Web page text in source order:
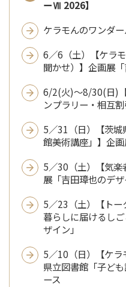
ーⅦ 2026】
ケラモんのワンダ
6／6（土）【ケラ
聞かせ）】企画展「
6/2(火)～8/30(日)
ンプラリー・相互割
5／31（日）【茨
館美術講座」】企画
5／30（土）【気
展「吉田璋也のデザ
5／23（土）【トー
暮らしに届けるし
ザイン」
5／10（日）【ケ
県立図書館「子ど
ース